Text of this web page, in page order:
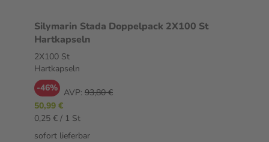
Silymarin Stada Doppelpack 2X100 St
Hartkapseln
2X100 St
Hartkapseln
-46% AVP: 93,80 €
50,99 €
0,25 € / 1 St
sofort lieferbar